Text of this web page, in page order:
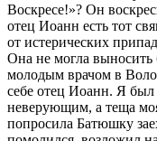
Воскресе!»? Он
отец Иоанн есть тот
от истерических
Она не могла выносить
молодым врачом в
себе отец Иоанн. Я
неверующим, а теща
попросила Батюшку